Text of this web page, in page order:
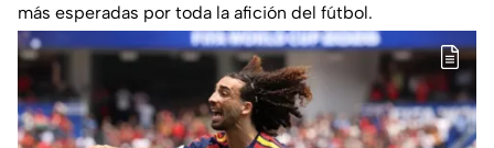
más esperadas por toda la afición del fútbol.